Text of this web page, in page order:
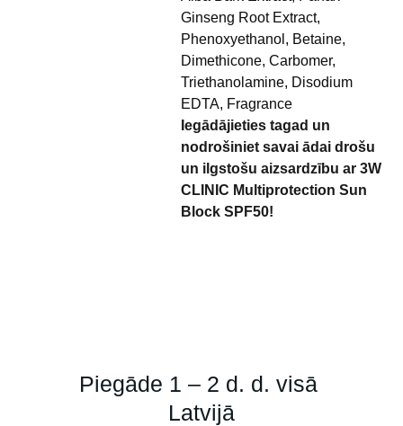
Ginseng Root Extract,
Phenoxyethanol, Betaine,
Dimethicone, Carbomer,
Triethanolaminе, Disodium
EDTA, Fragrance
Iegādājieties tagad un
nodrošiniet savai ādai drošu
un ilgstošu aizsardzību ar 3W
CLINIC Multiprotection Sun
Block SPF50!
Piegāde 1 – 2 d. d. visā
Latvijā